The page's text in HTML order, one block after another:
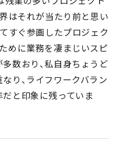
はそれが当たり前と思い
すぐ参画したプロジェク
めに業務を凄まじいスピ
数おり、私自身ちょうど
り、ライフワークバラン
と印象に残っていま